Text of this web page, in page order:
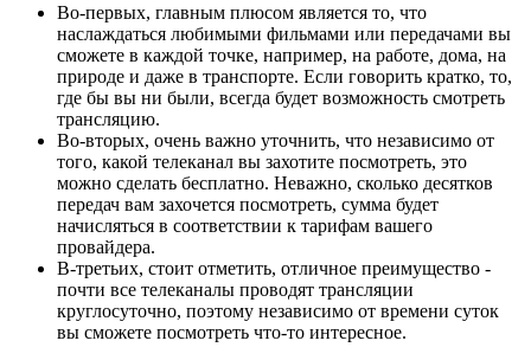
Во-первых, главным плюсом является то, что
наслаждаться любимыми фильмами или передачами вы
сможете в каждой точке, например, на работе, дома, на
природе и даже в транспорте. Если говорить кратко, то,
где бы вы ни были, всегда будет возможность смотреть
трансляцию.
Во-вторых, очень важно уточнить, что независимо от
того, какой телеканал вы захотите посмотреть, это
можно сделать бесплатно. Неважно, сколько десятков
передач вам захочется посмотреть, сумма будет
начисляться в соответствии к тарифам вашего
провайдера.
В-третьих, стоит отметить, отличное преимущество -
почти все телеканалы проводят трансляции
круглосуточно, поэтому независимо от времени суток
вы сможете посмотреть что-то интересное.